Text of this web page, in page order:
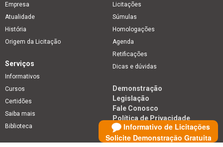
Informativo de Licitações
Solicite Demonstração Gratuita
Empresa
Atualidade
História
Origem da Licitação
Licitações
Súmulas
Homologações
Agenda
Retificações
Dicas e dúvidas
Serviços
Informativos
Cursos
Certidões
Saiba mais
Biblioteca
Demonstração
Legislação
Fale Conosco
Política de Privacidade